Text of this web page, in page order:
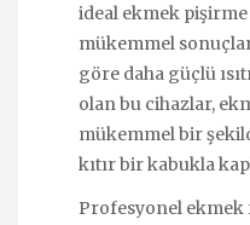
ideal ekmek
mükemmel
göre daha güçlü
olan bu cihazlar,
mükemmel bir
kıtır bir kabukla
Profesyonel ekmek